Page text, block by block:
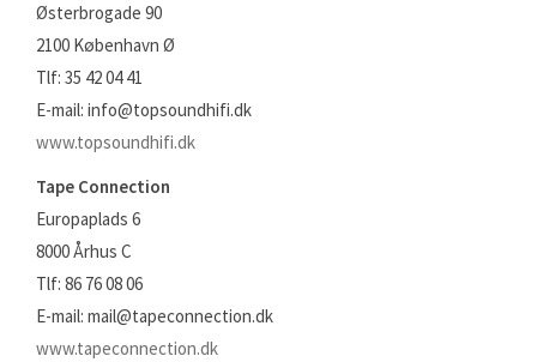
Østerbrogade 90
2100 København Ø
Tlf: 35 42 04 41
E-mail: info@topsoundhifi.dk
www.topsoundhifi.dk
Tape Connection
Europaplads 6
8000 Århus C
Tlf: 86 76 08 06
E-mail: mail@tapeconnection.dk
www.tapeconnection.dk